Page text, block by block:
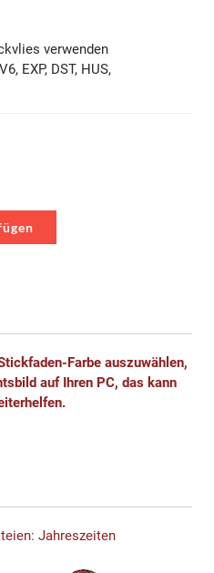
verwenden
EXP, DST, HUS,
Farbe auszuwählen,
auf Ihren PC, das kann
Jahreszeiten